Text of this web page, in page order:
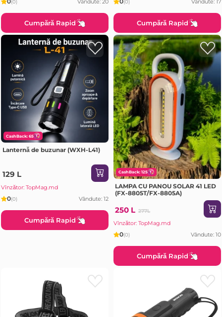
(0) Vândute: 20
Cumpără Rapid
(0) Vândute: 17
Cumpără Rapid
CashBack: 65
Lanternă de buzunar (WXH-L41)
129 L
Vînzător: TopMag.md
0(0) Vândute: 12
Cumpără Rapid
CashBack: 125
LAMPA CU PANOU SOLAR 41 LED
(FX-8805T/FX-8805A)
250 L 277L
Vînzător: TopMag.md
0(0) Vândute: 10
Cumpără Rapid